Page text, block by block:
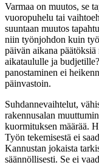
Varmaa on muutos, se
vuoropuhelu tai
suuntaan muutos
niin työnjohdon kuin
päivän aikana
aikataululle ja
panostaminen ei
päinvastoin.
Suhdannevaihtelut,
rakennusalan
kuormituksen määrää.
Työn tekemisestä ei
Kannustan jokaista
säännöllisesti. Se ei